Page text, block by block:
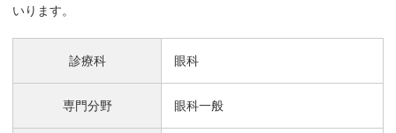
いります。
診療科 眼科
専門分野 眼科一般